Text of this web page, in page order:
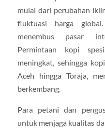
mulai dari perubahan
fluktuasi harga
menembus pasar
Permintaan kopi
meningkat, sehingga
Aceh hingga Toraja,
berkembang.
Para petani dan
untuk menjaga kualitas